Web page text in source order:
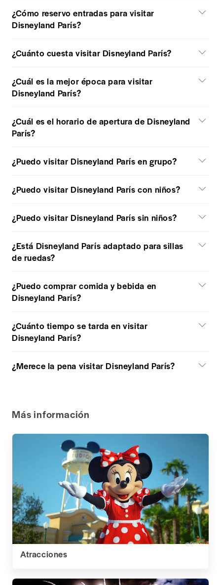
¿Cómo reservo entradas para visitar
Disneyland París?
¿Cuánto cuesta visitar Disneyland París?
¿Cuál es la mejor época para visitar
Disneyland París?
¿Cuál es el horario de apertura de Disneyland
París?
¿Puedo visitar Disneyland París en grupo?
¿Puedo visitar Disneyland París con niños?
¿Puedo visitar Disneyland París sin niños?
¿Está Disneyland París adaptado para sillas
de ruedas?
¿Puedo comprar comida y bebida en
Disneyland París?
¿Cuánto tiempo se tarda en visitar
Disneyland París?
¿Merece la pena visitar Disneyland París?
Más información
Atracciones